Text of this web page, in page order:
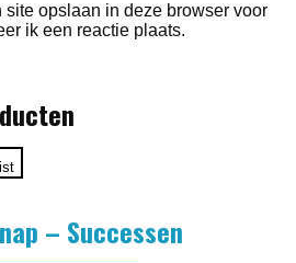
site opslaan in deze browser voor
ik een reactie plaats.
– Successen